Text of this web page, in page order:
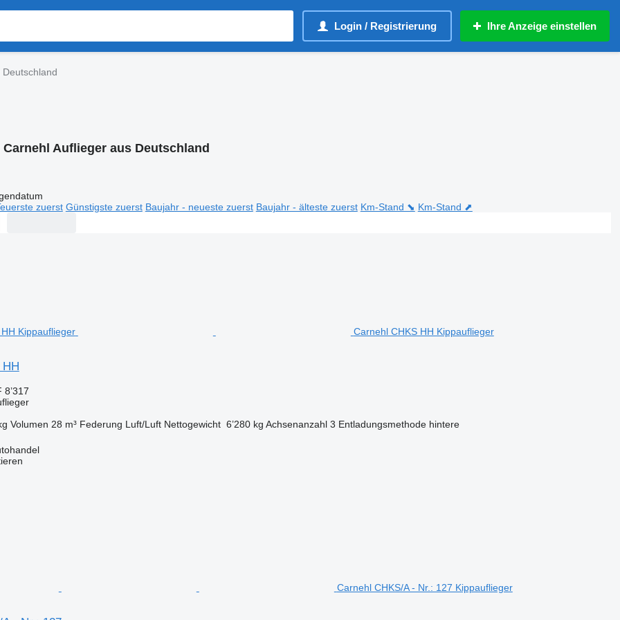
Login / Registrierung Ihre Anzeige einstellen
Carnehl Auflieger aus Deutschland
zuerst Günstigste zuerst Baujahr - neueste zuerst Baujahr - älteste zuerst Km-Stand ⬊ Km-Stand ⬈
Carnehl CHKS HH Kippauflieger
8’317
Volumen 28 m³ Federung Luft/Luft Nettogewicht 6’280 kg Achsenanzahl 3 Entladungsmethode hintere
Carnehl CHKS/A - Nr.: 127 Kippauflieger